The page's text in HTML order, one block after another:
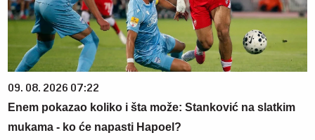
09. 08. 2026 07:22
Enem pokazao koliko i šta može: Stanković na slatkim
mukama - ko će napasti Hapoel?